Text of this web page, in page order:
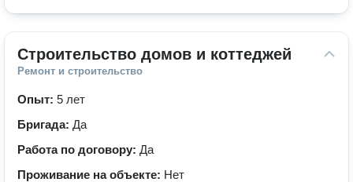
Строительство домов и коттеджей
Ремонт и строительство
Опыт: 5 лет
Бригада: Да
Работа по договору: Да
Проживание на объекте: Нет